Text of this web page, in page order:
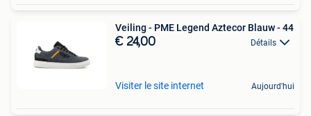
Veiling - PME Legend Aztecor Blauw - 44
€ 24,00 Détails
Visiter le site internet Aujourd'hui